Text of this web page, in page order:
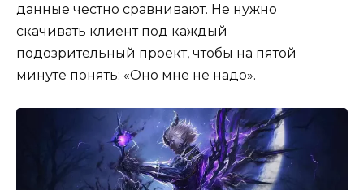
данные честно сравнивают. Не нужно
скачивать клиент под каждый
подозрительный проект, чтобы на пятой
минуте понять: «Оно мне не надо».